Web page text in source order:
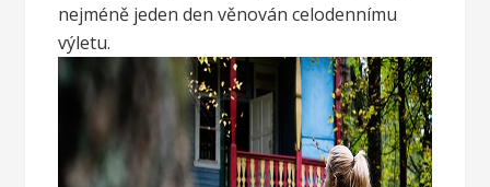
nejméně jeden den věnován celodennímu
výletu.